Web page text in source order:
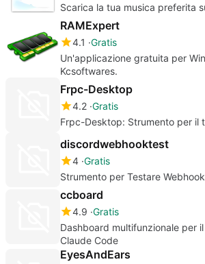
Scarica la tua musica preferita
RAMExpert
4.1 Gratis
Un'applicazione gratuita per
Kcsoftwares.
Frpc-Desktop
4.2 Gratis
Frpc-Desktop: Strumento per il
discordwebhooktest
4 Gratis
Strumento per Testare
ccboard
4.9 Gratis
Dashboard multifunzionale per
Claude Code
EyesAndEars